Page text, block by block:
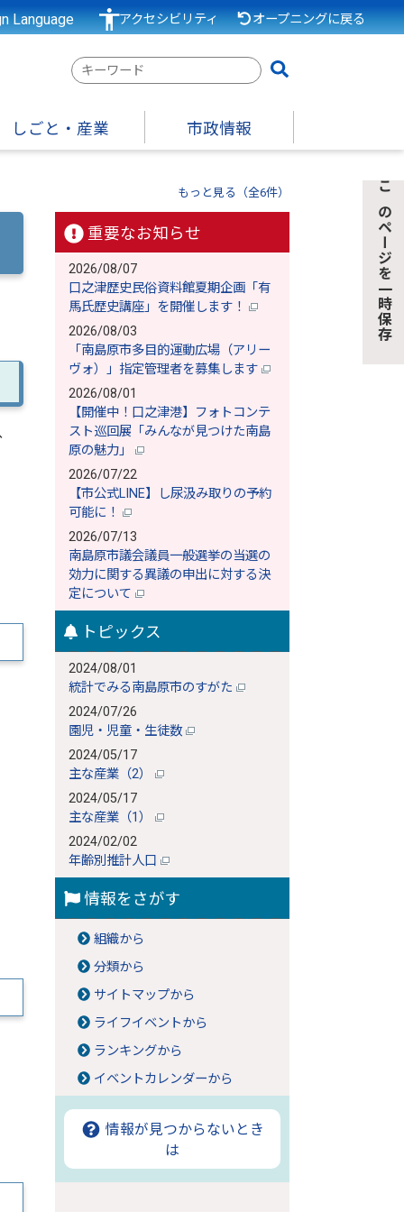
Language アクセシビリティ オープニングに戻る
検
ー
ワ
しごと・産業 市政情報
もっと見る（全6件）
重要なお知らせ
2026/08/07
口之津歴史民俗資料館夏期企画「有
馬氏歴史講座」を開催します！
2026/08/03
「南島原市多目的運動広場（アリー
ヴォ）」指定管理者を募集します
2026/08/01
【開催中！口之津港】フォトコンテ
スト巡回展「みんなが見つけた南島
原の魅力」
2026/07/22
【市公式LINE】し尿汲み取りの予約
可能に！
2026/07/13
南島原市議会議員一般選挙の当選の
効力に関する異議の申出に対する決
定について
トピックス
2024/08/01
統計でみる南島原市のすがた
2024/07/26
園児・児童・生徒数
2024/05/17
主な産業（2）
2024/05/17
主な産業（1）
2024/02/02
年齢別推計人口
情報をさがす
組織から
分類から
サイトマップから
ライフイベントから
ランキングから
イベントカレンダーから
情報が見つからないとき
は
このページを一時保存